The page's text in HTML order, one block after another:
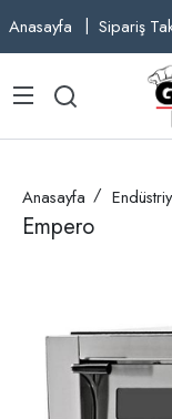
Anasayfa Sipariş
Anasayfa
Empero